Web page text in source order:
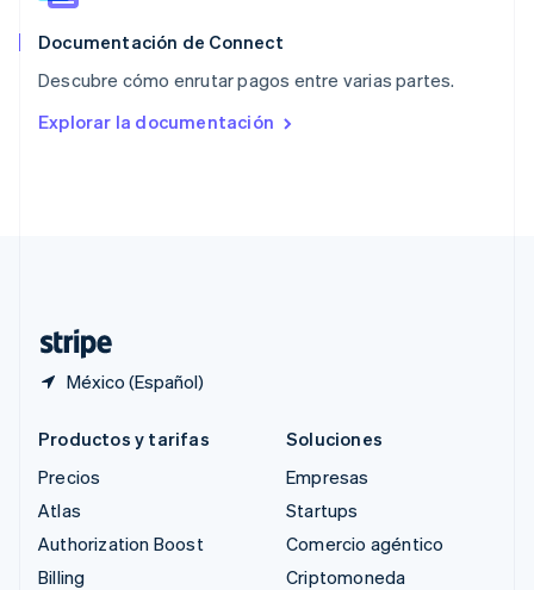
Documentación de Connect
Descubre cómo enrutar pagos entre varias partes.
Explorar la documentación
México (Español)
Reino Unido
English
English
English
Productos y tarifas
Precios
Atlas
Authorization Boost
Billing
Soluciones
Empresas
Startups
Comercio agéntico
Criptomoneda